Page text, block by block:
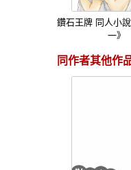
鑽石王牌 同人小
一》
同作者其他作